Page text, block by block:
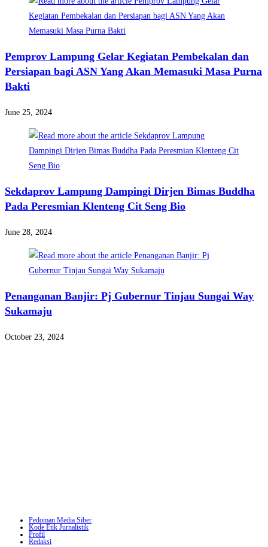
Pemprov Lampung Gelar Kegiatan Pembekalan dan
Persiapan bagi ASN Yang Akan Memasuki Masa Purna
Bakti
June 25, 2024
Sekdaprov Lampung Dampingi Dirjen Bimas Buddha
Pada Peresmian Klenteng Cit Seng Bio
June 28, 2024
Penanganan Banjir: Pj Gubernur Tinjau Sungai Way
Sukamaju
October 23, 2024
Pedoman Media Siber
Kode Etik Jurnalistik
Profil
Redaksi